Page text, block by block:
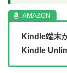
Kindle端末
Kindle